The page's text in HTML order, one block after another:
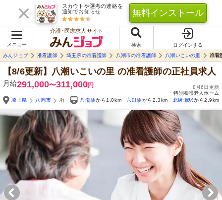
スカウトや選考の連絡を
通知でお知らせ
無料インストール
メニュー
介護･医療求人サイト
検索
ログインする
みんジョブ
准看護師 埼玉県の准看護師 八潮市の准看護師 八潮いこいの里 准看
【8/6更新】八潮いこいの里 の准看護師の正社員求人
月給291,000〜311,000円
8月6日更新
特別養護老人ホーム
埼玉県
八潮市 垳 八潮駅から1.0km 六町駅から2.3km 北綾瀬駅から2.9km